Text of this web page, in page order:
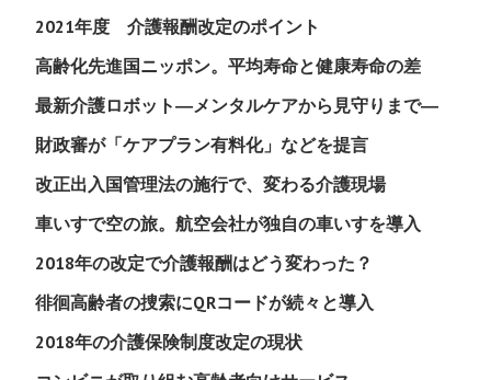
2021年度 介護報酬改定のポイント
高齢化先進国ニッポン。平均寿命と健康寿命の差
最新介護ロボット―メンタルケアから見守りまで―
財政審が「ケアプラン有料化」などを提言
改正出入国管理法の施行で、変わる介護現場
車いすで空の旅。航空会社が独自の車いすを導入
2018年の改定で介護報酬はどう変わった？
徘徊高齢者の捜索にQRコードが続々と導入
2018年の介護保険制度改定の現状